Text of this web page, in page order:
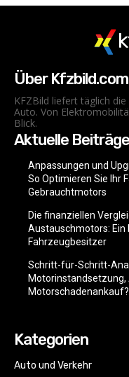
Über Kfzbild.com
KFZBild liefert täglich
Auto. Von
Blick.
Aktuelle Beiträge
Anpassungen und
So Optimieren Sie Ihr
Gebrauchtmotors
Die finanziellen
Austauschmotors:
Fahrzeugbesitzer
Schritt-für-Schritt-
Motorschadenankauf?
Kategorien
Auto und Verkehr